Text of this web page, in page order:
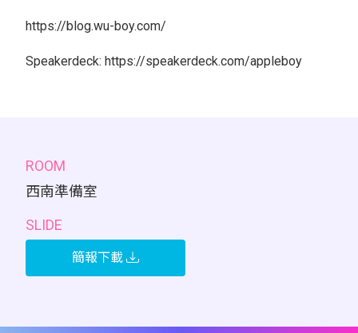
https://blog.wu-boy.com/
Speakerdeck: https://speakerdeck.com/appleboy
ROOM
西南準備室
SLIDE
簡報下載